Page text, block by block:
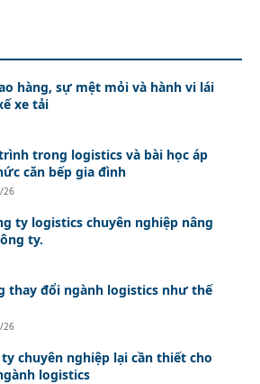
hàng, sự mệt mỏi và hành vi lái
xe tải
trong logistics và bài học áp
căn bếp gia đình
26
ty logistics chuyên nghiệp nâng
ty.
thay đổi ngành logistics như thế
26
chuyên nghiệp lại cần thiết cho
logistics